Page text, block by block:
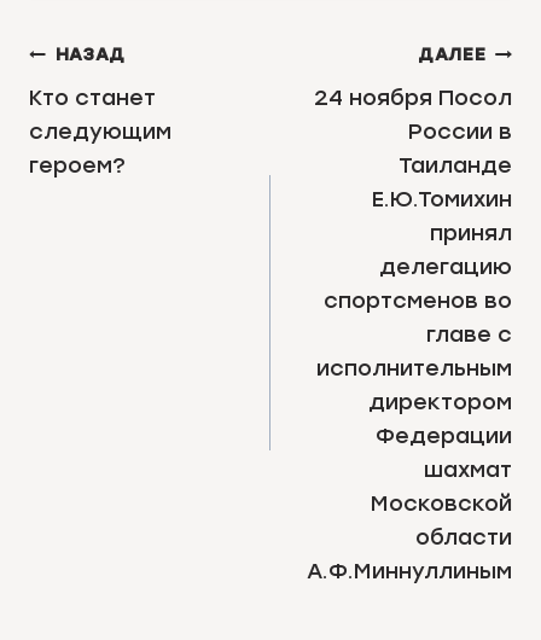
НАВИГАЦИЯ
ПО
ЗАПИСЯМ
НАЗАД
Кто станет
следующим
героем?
ДАЛЕЕ
24 ноября Посол
России в
Таиланде
Е.Ю.Томихин
принял
делегацию
спортсменов во
главе с
исполнительным
директором
Федерации
шахмат
Московской
области
А.Ф.Миннуллиным